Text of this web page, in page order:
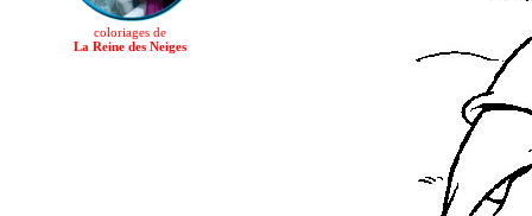
coloriages de
La Reine des Neiges